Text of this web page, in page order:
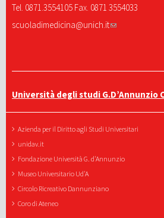
Tel. 0871.3554105 Fax. 0871 3554033
scuoladimedicina@unich.it
Università degli studi G.D’Annunzio
Azienda per il Diritto agli Studi Universitari
unidav.it
Fondazione Università G. d'Annunzio
Museo Universitario Ud'A
Circolo Ricreativo Dannunziano
Coro di Ateneo